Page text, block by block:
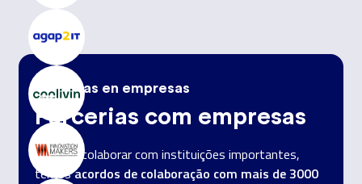
Prácticas en empresas
Parcerias com empresas
Além de colaborar com instituições importantes,
temosacordos de colaboração com mais de 3000